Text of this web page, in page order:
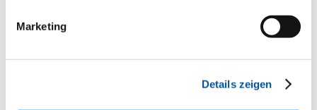
Marketing
Details zeigen